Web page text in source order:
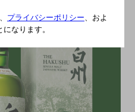
、 プライバシーポリシー、およ
なります。